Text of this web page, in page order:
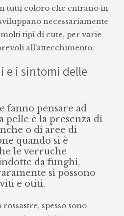
tutti coloro che entrano in
necessariamente
tipi di cute, per varie
all’attecchimento.
e i sintomi delle
fanno pensare ad
pelle è la presenza di
o di aree di
quando si è
le verruche
da funghi,
si possono
e otiti.
spesso sono